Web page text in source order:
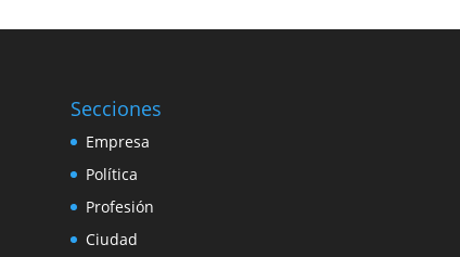
Secciones
Empresa
Política
Profesión
Ciudad